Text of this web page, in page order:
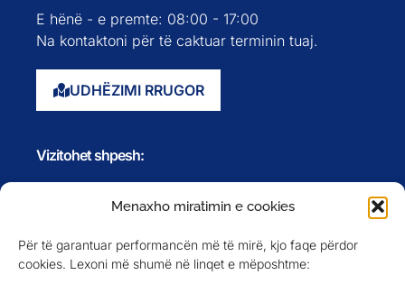
Menaxho miratimin e cookies
Për të garantuar performancën më të mirë, kjo faqe përdor
cookies. Lexoni më shumë në linqet e mëposhtme:
E hënë - e premte: 08:00 - 17:00
Na kontaktoni për të caktuar terminin tuaj.
UDHËZIMI RRUGOR
Vizitohet shpesh:
Evente
Anëtarët